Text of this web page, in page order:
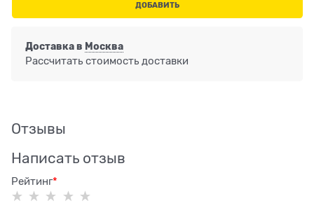
ДОБАВИТЬ
Доставка в Москва
Рассчитать стоимость доставки
Отзывы
Написать отзыв
Рейтинг